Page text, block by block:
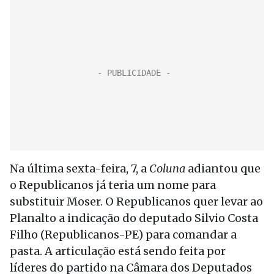
Na última sexta-feira, 7, a Coluna adiantou que
o Republicanos já teria um nome para
substituir Moser. O Republicanos quer levar ao
Planalto a indicação do deputado Silvio Costa
Filho (Republicanos-PE) para comandar a
pasta. A articulação está sendo feita por
líderes do partido na Câmara dos Deputados